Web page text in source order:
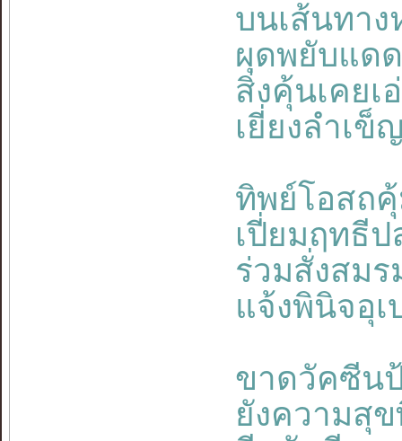
บนเส้นทา
ผุดพยับแด
สิ่งคุ้นเคยเ
เยี่ยงลำเ
ทิพย์โอสถ
เปี่ยมฤทธี
ร่วมสั่งสม
แจ้งพินิจอุเ
ขาดวัคซีน
ยังความสุ